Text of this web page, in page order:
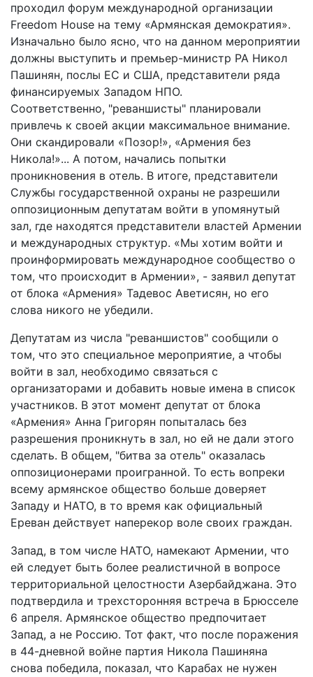
проходил форум международной организации
Freedom House на тему «Армянская демократия».
Изначально было ясно, что на данном мероприятии
должны выступить и премьер-министр РА Никол
Пашинян, послы ЕС и США, представители ряда
финансируемых Западом НПО.
Соответственно, "реваншисты" планировали
привлечь к своей акции максимальное внимание.
Они скандировали «Позор!», «Армения без
Никола!»... А потом, начались попытки
проникновения в отель. В итоге, представители
Службы государственной охраны не разрешили
оппозиционным депутатам войти в упомянутый
зал, где находятся представители властей Армении
и международных структур. «Мы хотим войти и
проинформировать международное сообщество о
том, что происходит в Армении», - заявил депутат
от блока «Армения» Тадевос Аветисян, но его
слова никого не убедили.
Депутатам из числа "реваншистов" сообщили о
том, что это специальное мероприятие, а чтобы
войти в зал, необходимо связаться с
организаторами и добавить новые имена в список
участников. В этот момент депутат от блока
«Армения» Анна Григорян попыталась без
разрешения проникнуть в зал, но ей не дали этого
сделать. В общем, "битва за отель" оказалась
оппозиционерами проигранной. То есть вопреки
всему армянское общество больше доверяет
Западу и НАТО, в то время как официальный
Ереван действует наперекор воле своих граждан.
Запад, в том числе НАТО, намекают Армении, что
ей следует быть более реалистичной в вопросе
территориальной целостности Азербайджана. Это
подтвердила и трехсторонняя встреча в Брюсселе
6 апреля. Армянское общество предпочитает
Запад, а не Россию. Тот факт, что после поражения
в 44-дневной войне партия Никола Пашиняна
снова победила, показал, что Карабах не нужен